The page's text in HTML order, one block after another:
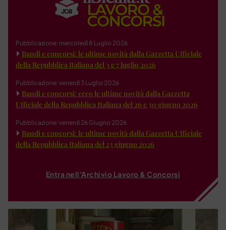
Pubblicazione: mercoledì 8 Luglio 2026
Bandi e concorsi: le ultime novità dalla Gazzetta Ufficiale
della Repubblica Italiana del 3 e 7 luglio 2026
Pubblicazione: venerdì 3 Luglio 2026
Bandi e concorsi: ecco le ultime novità dalla Gazzetta
Ufficiale della Repubblica Italiana del 26 e 30 giugno 2026
Pubblicazione: venerdì 26 Giugno 2026
Bandi e concorsi: le ultime novità dalla Gazzetta Ufficiale
della Repubblica Italiana del 23 giugno 2026
Entra nell'Archivio Lavoro & Concorsi